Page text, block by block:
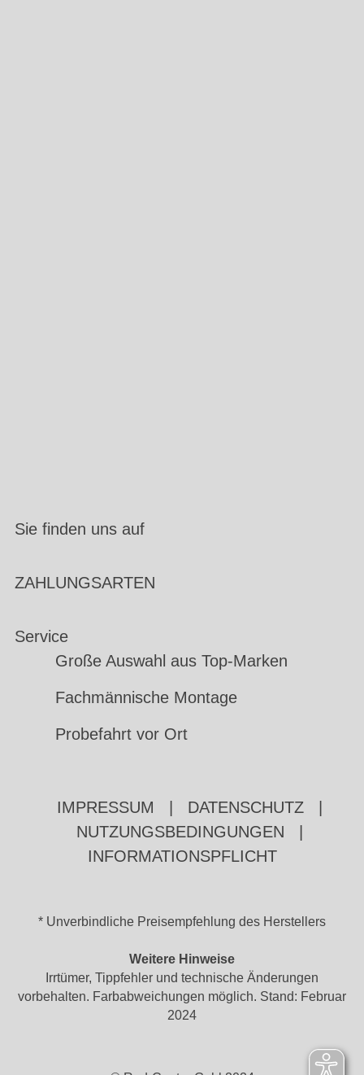
Sie finden uns auf
ZAHLUNGSARTEN
Service
Große Auswahl aus Top-Marken
Fachmännische Montage
Probefahrt vor Ort
IMPRESSUM DATENSCHUTZ
NUTZUNGSBEDINGUNGEN
INFORMATIONSPFLICHT
* Unverbindliche Preisempfehlung des Herstellers
Weitere Hinweise
Irrtümer, Tippfehler und technische Änderungen
vorbehalten. Farbabweichungen möglich. Stand: Februar
2024